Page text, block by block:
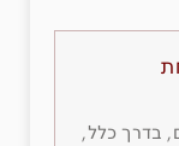
בדרך כלל,